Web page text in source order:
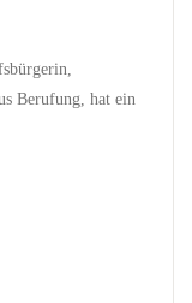
Berufung, hat ein